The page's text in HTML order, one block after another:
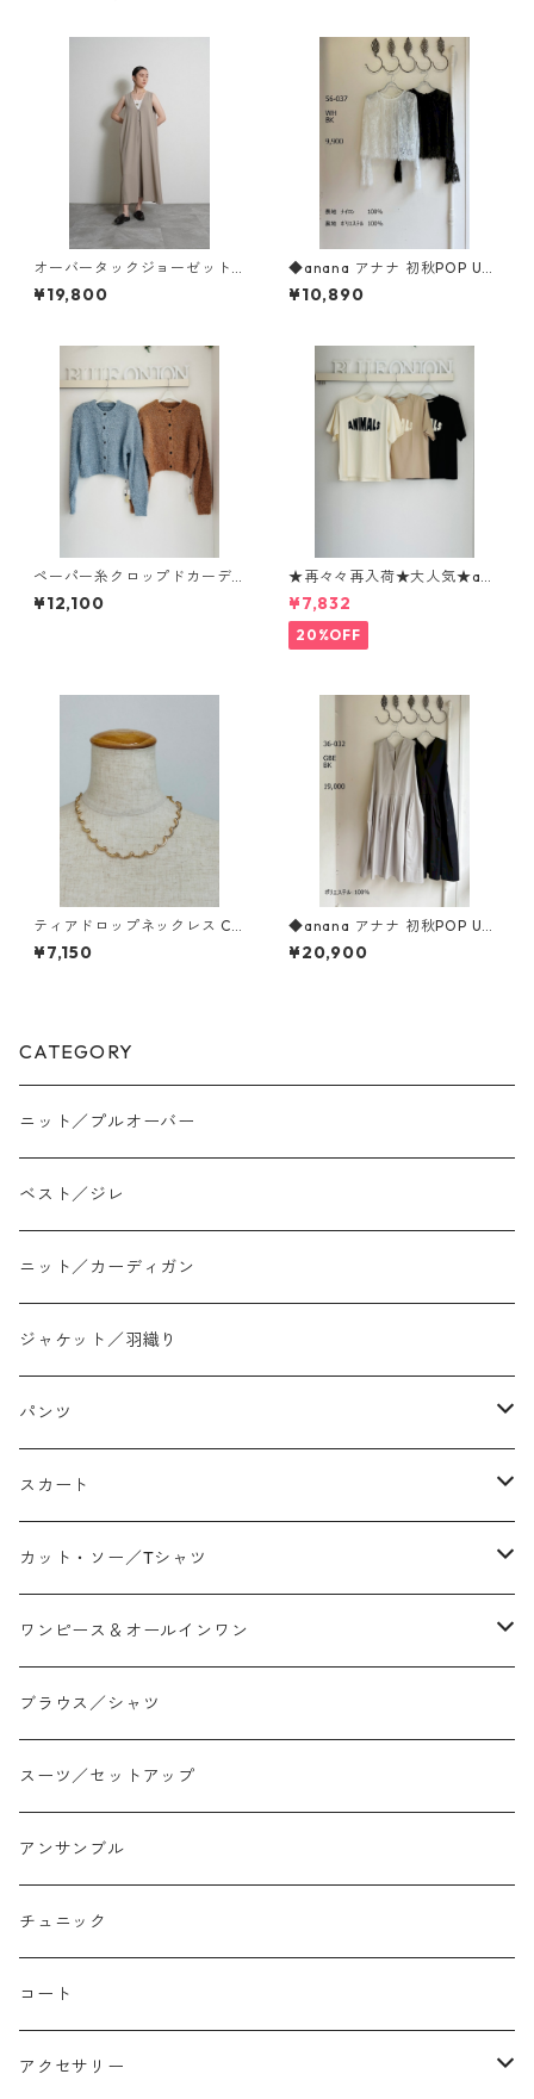
オーバータックジョーゼットo
ne-piece （set up対応） 60
4497 cyantokyo 2603 b -0
¥19,800
◆anana アナナ 初秋POP UP
◆ ラッセルレースブラウス 5
6-037 ANANA
¥10,890
ペーパー糸クロップドカーデ
ィガン 652 - 85517 cloche
¥12,100
★再々々再入荷★大人気★ani
malロゴTシャツ 1260104 sev
en days
¥7,832
20%OFF
ティアドロップネックレス C4
2510034 Nothing And Othe
rs
¥7,150
◆anana アナナ 初秋POP UP
◆ タフタウェストタックジ
ャンスカ 36-032 ANANA
¥20,900
CATEGORY
ニット／プルオーバー
ベスト／ジレ
ニット／カーディガン
ジャケット／羽織り
パンツ
テーパード
ワイド
スリム/スキニー
ジョガー
イージーパンツ/履き込み
コクーン/バレル/カーブ
ストレート
スカート
ストレート/タイト
フレア
アシンメトリー/切り替え
プリント柄
チェック
リバーシブル
バルーン
カット・ソー／Tシャツ
Tシャツ
ロンtee
ノースリーブ
ワンピース＆オールインワン
ワンピース
ジャンスカ
サロペット オールインワン
ブラウス／シャツ
スーツ／セットアップ
アンサンブル
チュニック
コート
アクセサリー